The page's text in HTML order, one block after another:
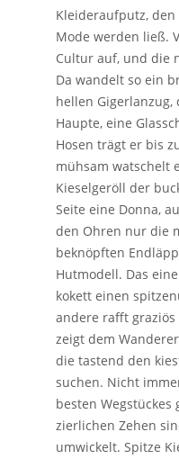
Kleideraufputz,
Mode werden ließ.
Cultur auf, und die
Da wandelt so ein
hellen
Haupte, eine
Hosen trägt er bis
mühsam watschelt
Kieselgeröll der
Seite eine Donna,
den Ohren nur die
beknöpften
Hutmodell. Das
kokett einen
andere rafft
zeigt dem
die tastend den
suchen. Nicht
besten
zierlichen Zehen
umwickelt. Spitze